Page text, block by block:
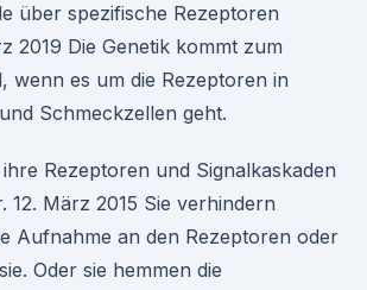
über spezifische Rezeptoren
2019 Die Genetik kommt zum
wenn es um die Rezeptoren in
Schmeckzellen geht.
Rezeptoren und Signalkaskaden
12. März 2015 Sie verhindern
Aufnahme an den Rezeptoren oder
Oder sie hemmen die